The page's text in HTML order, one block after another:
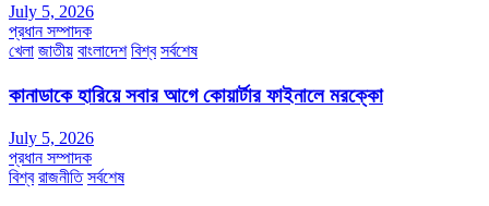
July 5, 2026
প্রধান সম্পাদক
খেলা জাতীয় বাংলাদেশ বিশ্ব সর্বশেষ
কানাডাকে হারিয়ে সবার আগে কোয়ার্টার ফাইনালে মরক্কো
July 5, 2026
প্রধান সম্পাদক
বিশ্ব রাজনীতি সর্বশেষ